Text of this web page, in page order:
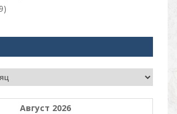
Август 2026